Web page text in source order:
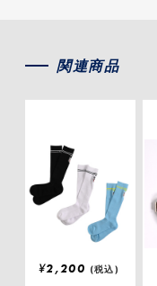
関連商品
¥2,200 (税込)